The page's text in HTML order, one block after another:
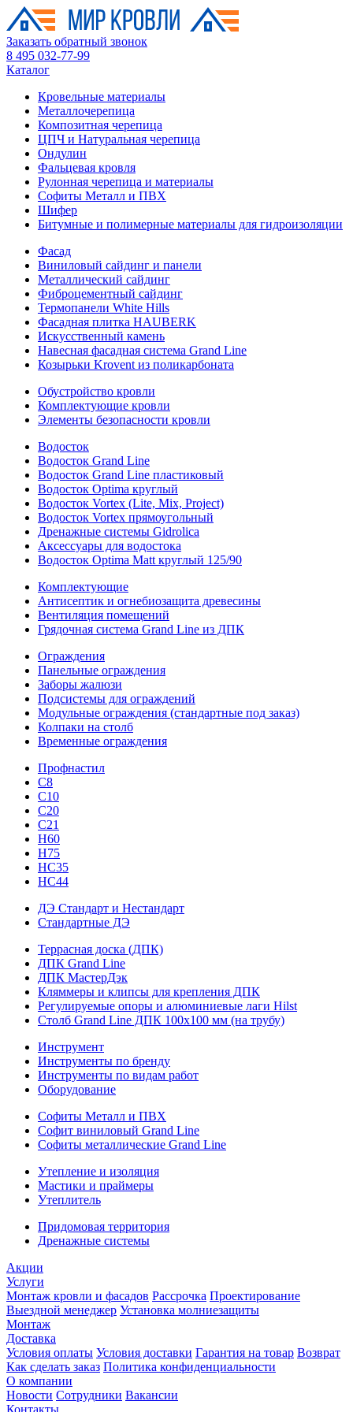
Заказать обратный звонок
8 495 032-77-99
Каталог
Кровельные материалы
Металлочерепица
Композитная черепица
ЦПЧ и Натуральная черепица
Ондулин
Фальцевая кровля
Рулонная черепица и материалы
Софиты Металл и ПВХ
Шифер
Битумные и полимерные материалы для гидроизоляции
Фасад
Виниловый сайдинг и панели
Металлический сайдинг
Фиброцементный сайдинг
Термопанели White Hills
Фасадная плитка HAUBERK
Искусственный камень
Навесная фасадная система Grand Line
Козырьки Krovent из поликарбоната
Обустройство кровли
Комплектующие кровли
Элементы безопасности кровли
Водосток
Водосток Grand Line
Водосток Grand Line пластиковый
Водосток Optima круглый
Водосток Vortex (Lite, Mix, Project)
Водосток Vortex прямоугольный
Дренажные системы Gidrolica
Аксессуары для водостока
Водосток Optima Matt круглый 125/90
Комплектующие
Антисептик и огнебиозащита древесины
Вентиляция помещений
Грядочная система Grand Line из ДПК
Ограждения
Панельные ограждения
Заборы жалюзи
Подсистемы для ограждений
Модульные ограждения (стандартные под заказ)
Колпаки на столб
Временные ограждения
Профнастил
С8
С10
С20
С21
H60
H75
HС35
НС44
ДЭ Стандарт и Нестандарт
Стандартные ДЭ
Террасная доска (ДПК)
ДПК Grand Line
ДПК МастерДэк
Кляммеры и клипсы для крепления ДПК
Регулируемые опоры и алюминиевые лаги Hilst
Столб Grand Line ДПК 100х100 мм (на трубу)
Инструмент
Инструменты по бренду
Инструменты по видам работ
Оборудование
Софиты Металл и ПВХ
Софит виниловый Grand Line
Софиты металлические Grand Line
Утепление и изоляция
Мастики и праймеры
Утеплитель
Придомовая территория
Дренажные системы
Акции
Услуги
Монтаж кровли и фасадов Рассрочка Проектирование
Выездной менеджер Установка молниезащиты
Монтаж
Доставка
Условия оплаты Условия доставки Гарантия на товар Возврат
Как сделать заказ Политика конфиденциальности
О компании
Новости Сотрудники Вакансии
Контакты